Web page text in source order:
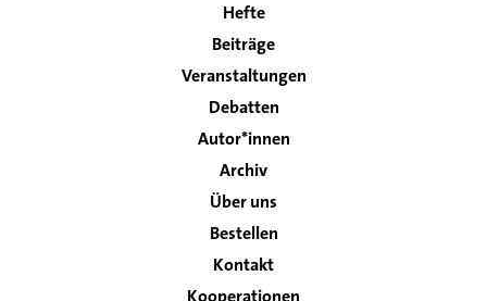
Main
navigation
Hefte
Beiträge
Veranstaltungen
Debatten
Autor*innen
Archiv
Über uns
Bestellen
Footer
Kontakt
Kooperationen